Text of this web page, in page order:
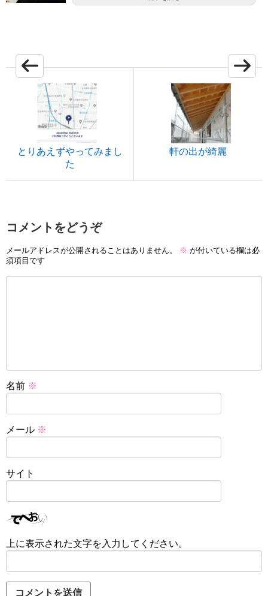
とりあえずやってみまし
た
軒の出が綺麗
コメントをどうぞ
メールアドレスが公開されることはありません。 ※ が付いている欄は必
須項目です
名前 ※
メール ※
サイト
上に表示された文字を入力してください。